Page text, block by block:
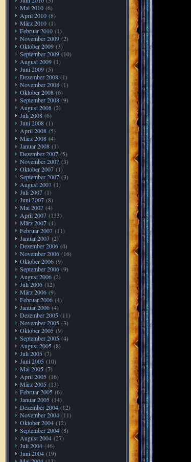
Mai 2010 (6)
April 2010 (8)
März 2010 (1)
Februar 2010 (1)
November 2009 (2)
Oktober 2009 (3)
September 2009 (10)
August 2009 (1)
Juni 2009 (5)
Dezember 2008 (1)
November 2008 (1)
Oktober 2008 (6)
September 2008 (9)
August 2008 (2)
Juli 2008 (6)
Juni 2008 (1)
April 2008 (5)
März 2008 (4)
Januar 2008 (1)
Dezember 2007 (5)
November 2007 (3)
Oktober 2007 (1)
September 2007 (3)
August 2007 (1)
Juli 2007 (1)
Juni 2007 (8)
Mai 2007 (4)
April 2007 (133)
März 2007 (4)
Februar 2007 (11)
Januar 2007 (2)
Dezember 2006 (4)
November 2006 (16)
Oktober 2006 (9)
September 2006 (9)
August 2006 (2)
Juli 2006 (12)
März 2006 (9)
Februar 2006 (4)
Januar 2006 (4)
Dezember 2005 (11)
November 2005 (3)
Oktober 2005 (9)
September 2005 (4)
August 2005 (8)
Juli 2005 (7)
Juni 2005 (10)
Mai 2005 (7)
April 2005 (16)
März 2005 (13)
Februar 2005 (6)
Januar 2005 (14)
Dezember 2004 (12)
November 2004 (11)
Oktober 2004 (12)
September 2004 (8)
August 2004 (27)
Juli 2004 (46)
Juni 2004 (19)